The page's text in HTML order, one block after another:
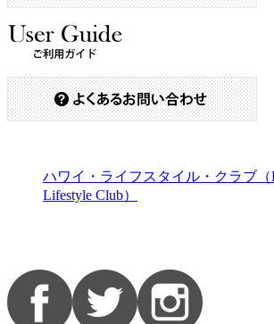
ハワイ・ライフスタイル・クラブ（
Lifestyle Club）